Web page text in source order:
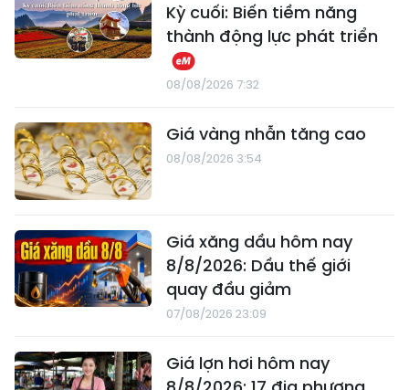
Kỳ cuối: Biến tiềm năng
thành động lực phát triển
08/08/2026 7:32
Giá vàng nhẫn tăng cao
08/08/2026 3:54
Giá xăng dầu hôm nay
8/8/2026: Dầu thế giới
quay đầu giảm
07/08/2026 23:09
Giá lợn hơi hôm nay